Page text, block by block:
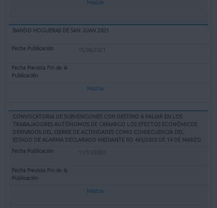
Mostrar
BANDO HOGUERAS DE SAN JUAN 2021
15/06/2021
Mostrar
CONVOCATORIA DE SUBVENCIONES CON DESTINO A PALIAR EN LOS
TRABAJADORES AUTÓNOMOS DE CAMARGO LOS EFECTOS ECONÓMICOS
DERIVADOS DEL CIERRE DE ACTIVIDADES COMO CONSECUENCIA DEL
ESTADO DE ALARMA DECLARADO MEDIANTE RD 463/2020 DE 14 DE MARZO
11/11/2020
Mostrar